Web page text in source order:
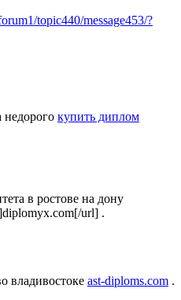
topic440/message453/?
недорого купить диплом
в ростове на дону
url] .
владивостоке ast-diploms.com .